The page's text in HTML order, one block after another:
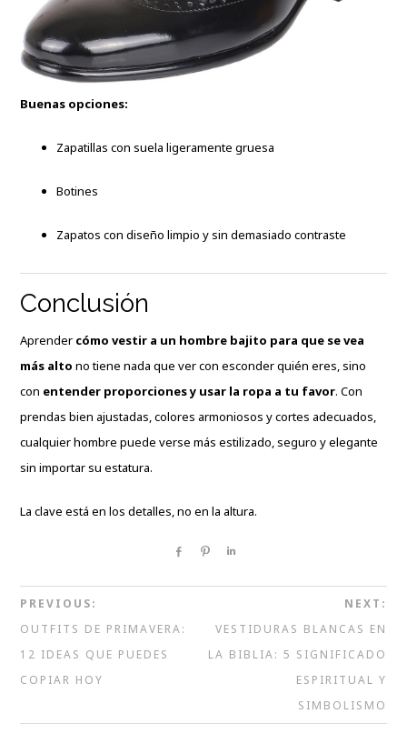
Buenas opciones:
Zapatillas con suela ligeramente gruesa
Botines
Zapatos con diseño limpio y sin demasiado contraste
Conclusión
Aprender cómo vestir a un hombre bajito para que se vea
más alto no tiene nada que ver con esconder quién eres, sino
con entender proporciones y usar la ropa a tu favor. Con
prendas bien ajustadas, colores armoniosos y cortes adecuados,
cualquier hombre puede verse más estilizado, seguro y elegante
sin importar su estatura.
La clave está en los detalles, no en la altura.
Share Pin
PREVIOUS:
OUTFITS DE PRIMAVERA:
12 IDEAS QUE PUEDES
COPIAR HOY
NEXT:
VESTIDURAS BLANCAS EN
LA BIBLIA: 5 SIGNIFICADO
ESPIRITUAL Y
SIMBOLISMO